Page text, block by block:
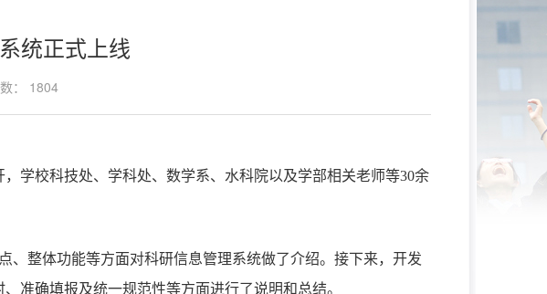
统正式上线
： 1804
，学校科技处、学科处、数学系、水科院以及学部相关老师等30余
整体功能等方面对科研信息管理系统做了介绍。接下来，开发
准确填报及统一规范性等方面进行了说明和总结。